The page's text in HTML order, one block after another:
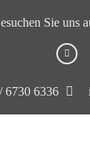
Sie uns
6730 6336